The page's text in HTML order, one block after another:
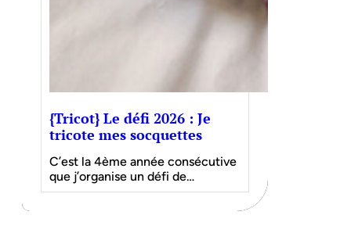
{Tricot} Le défi 2026 : Je
tricote mes socquettes
C’est la 4ème année consécutive
que j’organise un défi de…